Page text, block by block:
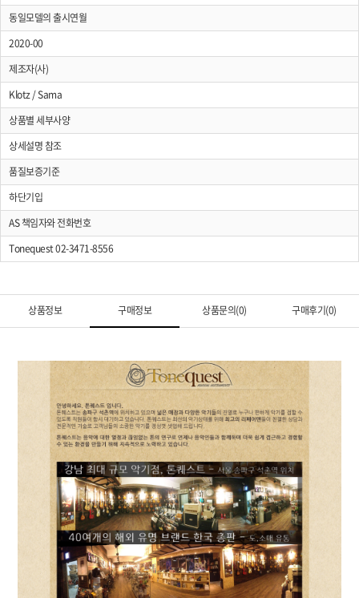
동일모델의 출시연월
2020-00
제조자(사)
Klotz / Sama
상품별 세부사양
상세설명 참조
품질보증기준
하단기입
AS 책임자와 전화번호
Tonequest 02-3471-8556
상품정보 구매정보 상품문의(0) 구매후기(0)